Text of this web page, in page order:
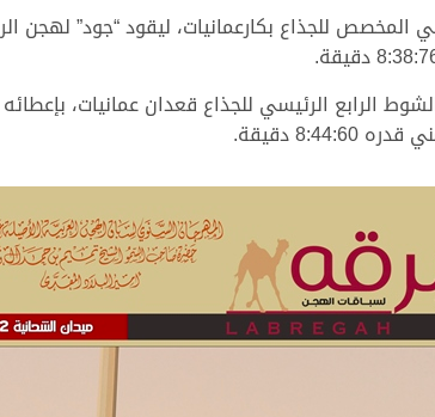
للجذاع بكارعمانيات، ليقود “جود” لهجن
الرابع الرئيسي للجذاع قعدان عمانيات،
دقيقة.